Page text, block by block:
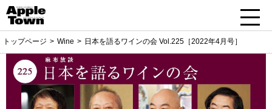
トップページ Wine 日本を語るワインの会 Vol.225［2022年4月号］